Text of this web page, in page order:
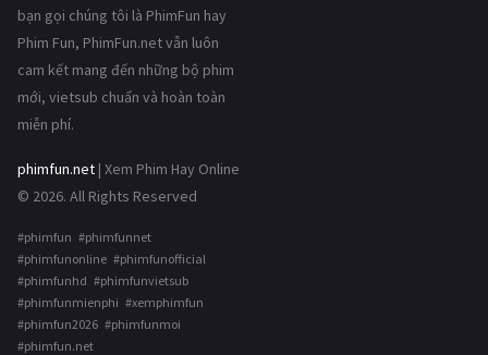
bạn gọi chúng tôi là PhimFun hay
Phim Fun, PhimFun.net vẫn luôn
cam kết mang đến những bộ phim
mới, vietsub chuẩn và hoàn toàn
miễn phí.
phimfun.net | Xem Phim Hay Online
© 2026. All Rights Reserved
#phimfun #phimfunnet
#phimfunonline #phimfunofficial
#phimfunhd #phimfunvietsub
#phimfunmienphi #xemphimfun
#phimfun2026 #phimfunmoi
#phimfun.net